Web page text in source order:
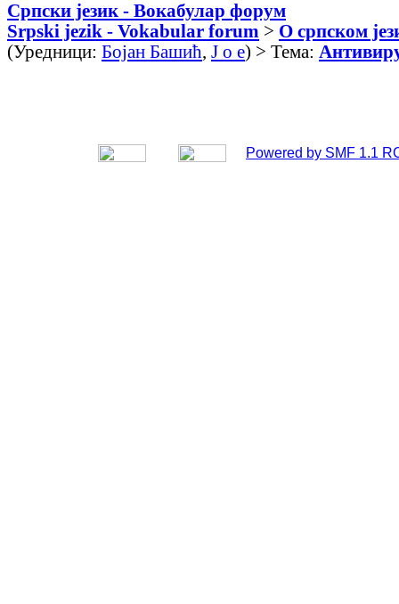
Српски језик - Вокабулар форум
Srpski jezik - Vokabular forum > О српском
(Уредници: Бојан Башић, J o e) > Тема:
Powered by SMF 1.1